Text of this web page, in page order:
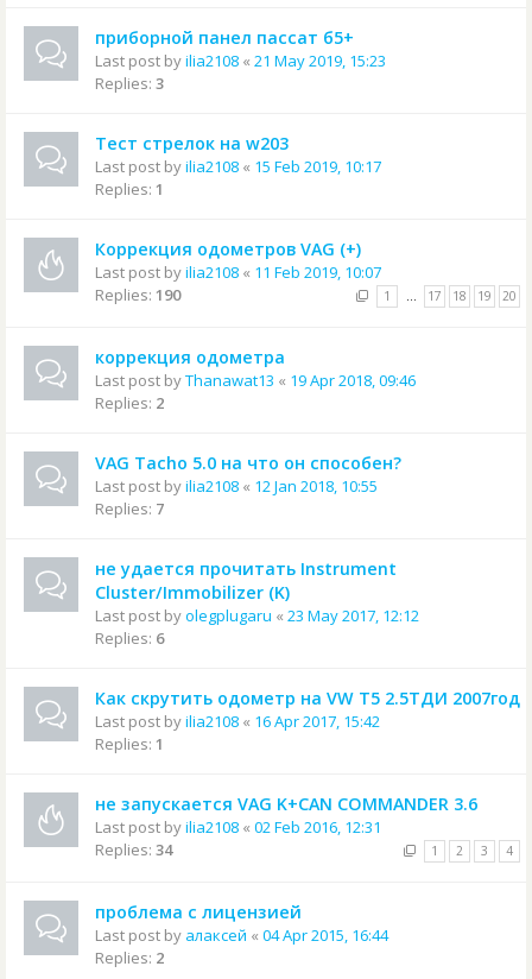
приборной панел пассат б5+
Last post byilia2108 « 21 May 2019, 15:23
Replies: 3
Тест стрелок на w203
Last post byilia2108 « 15 Feb 2019, 10:17
Replies: 1
Коррекция одометров VAG (+)
Last post byilia2108 « 11 Feb 2019, 10:07
Replies: 190 1 … 17 18 19 20
коррекция одометра
Last post byThanawat13 « 19 Apr 2018, 09:46
Replies: 2
VAG Tacho 5.0 на что он способен?
Last post byilia2108 « 12 Jan 2018, 10:55
Replies: 7
не удается прочитать Instrument
Cluster/Immobilizer (K)
Last post byolegplugaru « 23 May 2017, 12:12
Replies: 6
Как скрутить одометр на VW T5 2.5ТДИ 2007год
Last post byilia2108 « 16 Apr 2017, 15:42
Replies: 1
не запускается VAG K+CAN COMMANDER 3.6
Last post byilia2108 « 02 Feb 2016, 12:31
Replies: 34 1 2 3 4
проблема с лицензией
Last post by алаксей « 04 Apr 2015, 16:44
Replies: 2